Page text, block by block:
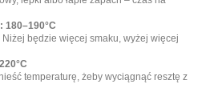
180–190°C
będzie więcej smaku, wyżej więcej
temperaturę, żeby wyciągnąć resztę z